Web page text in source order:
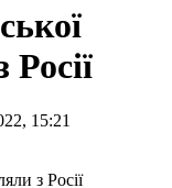
Росії
15:21